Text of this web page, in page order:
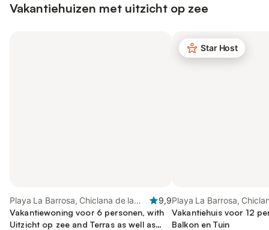
Vakantiehuizen met uitzicht op zee
Playa La Barrosa, Chiclana de la
Frontera
9,9
Vakantiewoning voor 6 personen, with
Uitzicht op zee and Terras as well as
Star Host
Playa La Barrosa,
Frontera
Vakantiehuis voor 12
Balkon en Tuin